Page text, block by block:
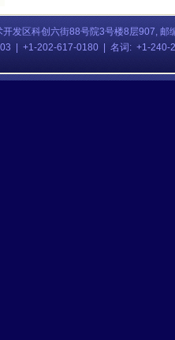
发区科创六街88号院3号楼8层907, 邮
| +1-202-617-0180 | 名词: +1-